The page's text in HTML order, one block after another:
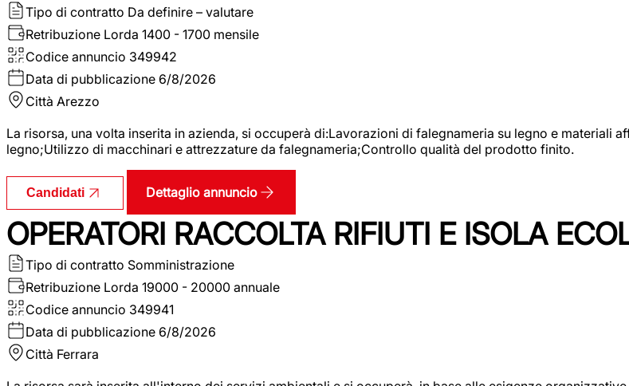
Tipo di contratto Da definire – valutare
Retribuzione Lorda 1400 - 1700 mensile
Codice annuncio 349942
Data di pubblicazione 6/8/2026
Città Arezzo
La risorsa, una volta inserita in azienda, si occuperà di:Lavorazioni di falegnameria su legno e
legno;Utilizzo di macchinari e attrezzature da falegnameria;Controllo qualità del prodotto finito.
Candidati Dettaglio annuncio
OPERATORI RACCOLTA RIFIUTI E ISOLA
Tipo di contratto Somministrazione
Retribuzione Lorda 19000 - 20000 annuale
Codice annuncio 349941
Data di pubblicazione 6/8/2026
Città Ferrara